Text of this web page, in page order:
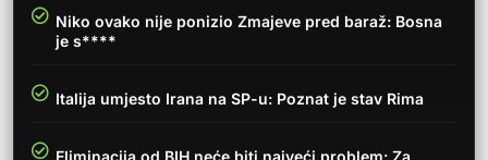
Niko ovako nije ponizio Zmajeve pred baraž: Bosna
je s****
Italija umjesto Irana na SP-u: Poznat je stav Rima
Eliminacija od BIH neće biti najveći problem: Za…